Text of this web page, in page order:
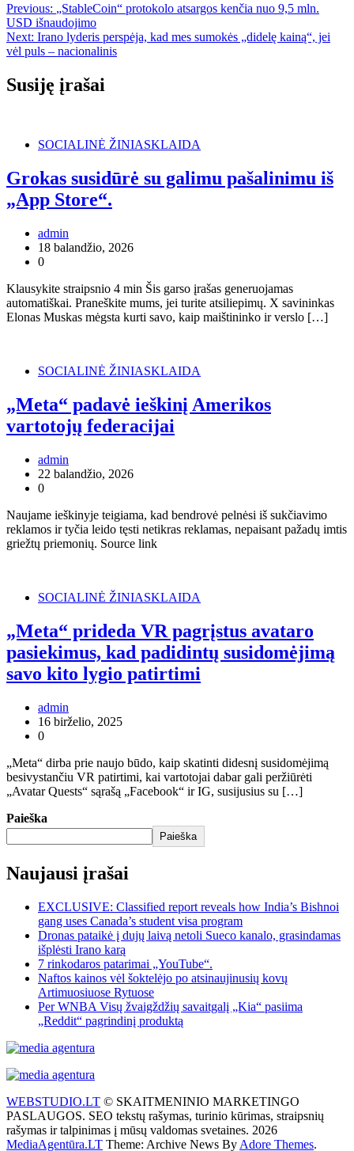
Previous: „StableCoin“ protokolo atsargos kenčia nuo 9,5 mln.
USD išnaudojimo
Next: Irano lyderis perspėja, kad mes sumokės „didelę kainą“, jei
vėl puls – nacionalinis
Susiję įrašai
SOCIALINĖ ŽINIASKLAIDA
Grokas susidūrė su galimu pašalinimu iš
„App Store“.
admin
18 balandžio, 2026
0
Klausykite straipsnio 4 min Šis garso įrašas generuojamas
automatiškai. Praneškite mums, jei turite atsiliepimų. X savininkas
Elonas Muskas mėgsta kurti savo, kaip maištininko ir verslo […]
SOCIALINĖ ŽINIASKLAIDA
„Meta“ padavė ieškinį Amerikos
vartotojų federacijai
admin
22 balandžio, 2026
0
Naujame ieškinyje teigiama, kad bendrovė pelnėsi iš sukčiavimo
reklamos ir tyčia leido tęsti netikras reklamas, nepaisant pažadų imtis
griežtų priemonių. Source link
SOCIALINĖ ŽINIASKLAIDA
„Meta“ prideda VR pagrįstus avataro
pasiekimus, kad padidintų susidomėjimą
savo kito lygio patirtimi
admin
16 birželio, 2025
0
„Meta“ dirba prie naujo būdo, kaip skatinti didesnį susidomėjimą
besivystančiu VR patirtimi, kai vartotojai dabar gali peržiūrėti
„Avatar Quests“ sąrašą „Facebook“ ir IG, susijusius su […]
Paieška
Paieška
Naujausi įrašai
EXCLUSIVE: Classified report reveals how India’s Bishnoi
gang uses Canada’s student visa program
Dronas pataikė į dujų laivą netoli Sueco kanalo, grasindamas
išplėsti Irano karą
7 rinkodaros patarimai „YouTube“.
Naftos kainos vėl šoktelėjo po atsinaujinusių kovų
Artimuosiuose Rytuose
Per WNBA Visų žvaigždžių savaitgalį „Kia“ pasiima
„Reddit“ pagrindinį produktą
WEBSTUDIO.LT © SKAITMENINIO MARKETINGO
PASLAUGOS. SEO tekstų rašymas, turinio kūrimas, straipsnių
rašymas ir talpinimas į mūsų valdomas svetaines. 2026
MediaAgentūra.LT Theme: Archive News By Adore Themes.